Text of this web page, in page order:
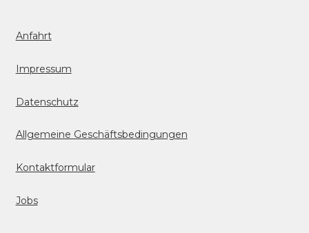
Anfahrt
Impressum
Datenschutz
Allgemeine Geschäftsbedingungen
Kontaktformular
Jobs